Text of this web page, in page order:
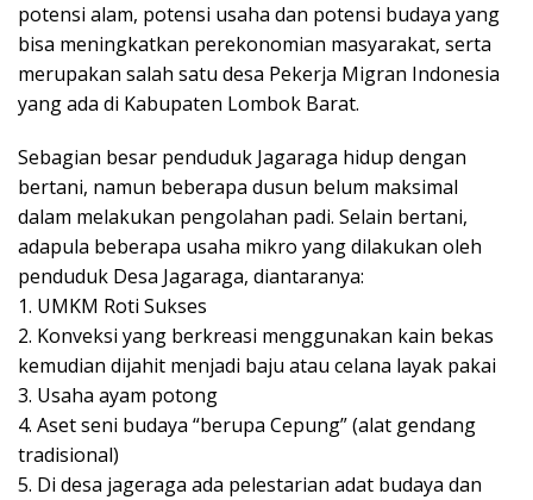
potensi alam, potensi usaha dan potensi budaya yang
bisa meningkatkan perekonomian masyarakat, serta
merupakan salah satu desa Pekerja Migran Indonesia
yang ada di Kabupaten Lombok Barat.
Sebagian besar penduduk Jagaraga hidup dengan
bertani, namun beberapa dusun belum maksimal
dalam melakukan pengolahan padi. Selain bertani,
adapula beberapa usaha mikro yang dilakukan oleh
penduduk Desa Jagaraga, diantaranya:
1. UMKM Roti Sukses
2. Konveksi yang berkreasi menggunakan kain bekas
kemudian dijahit menjadi baju atau celana layak pakai
3. Usaha ayam potong
4. Aset seni budaya “berupa Cepung” (alat gendang
tradisional)
5. Di desa jageraga ada pelestarian adat budaya dan